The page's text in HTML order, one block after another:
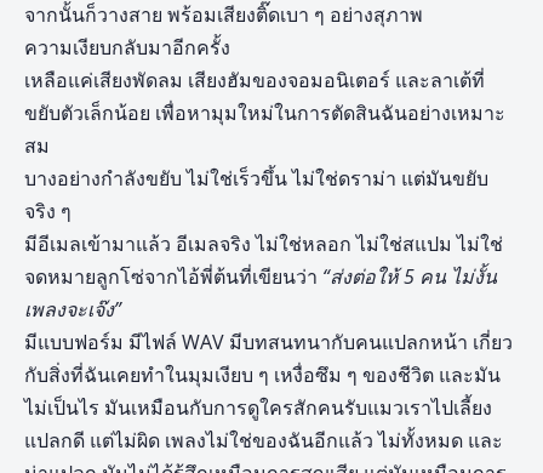
จากนั้นก็วางสาย พร้อมเสียงติ๊ดเบา ๆ อย่างสุภาพ
ความเงียบกลับมาอีกครั้ง
เหลือแค่เสียงพัดลม เสียงฮัมของจอมอนิเตอร์ และลาเต้ที่
ขยับตัวเล็กน้อย เพื่อหามุมใหม่ในการตัดสินฉันอย่างเหมาะ
สม
บางอย่างกำลังขยับ ไม่ใช่เร็วขึ้น ไม่ใช่ดราม่า แต่มันขยับ
จริง ๆ
มีอีเมลเข้ามาแล้ว อีเมลจริง ไม่ใช่หลอก ไม่ใช่สแปม ไม่ใช่
จดหมายลูกโซ่จากไอ้พี่ต้นที่เขียนว่า “ส่งต่อให้5 คน ไม่งั้น
เพลงจะเจ๊ง”
มีแบบฟอร์ม มีไฟล์ WAV มีบทสนทนากับคนแปลกหน้า เกี่ยว
กับสิ่งที่ฉันเคยทำในมุมเงียบ ๆ เหงื่อซึม ๆ ของชีวิต และมัน
ไม่เป็นไร มันเหมือนกับการดูใครสักคนรับแมวเราไปเลี้ยง
แปลกดี แต่ไม่ผิด เพลงไม่ใช่ของฉันอีกแล้ว ไม่ทั้งหมด และ